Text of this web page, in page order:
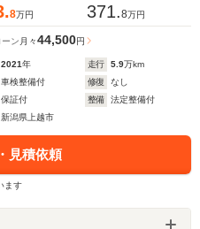
8万円 371.8万円
ン 月々44,500円
2021年 走行 5.9万km
車検整備付 修復
なし
保証付 整備
法定整備付
新潟県上越市
見積依頼
ます